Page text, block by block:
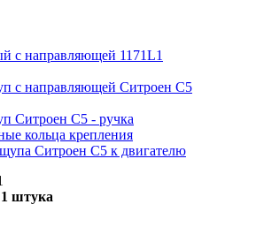
штука